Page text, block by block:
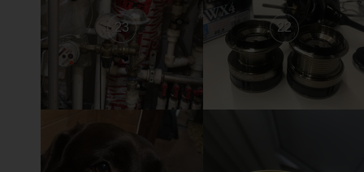
23 22